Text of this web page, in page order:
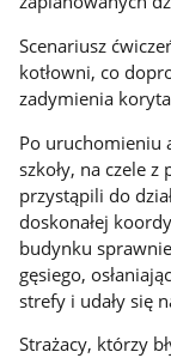
Scenariusz
kotłowni, co
zadymienia
Po uruchomieniu
szkoły, na czele
przystąpili do
doskonałej
budynku
gęsiego,
strefy i udały się
Strażacy, którzy